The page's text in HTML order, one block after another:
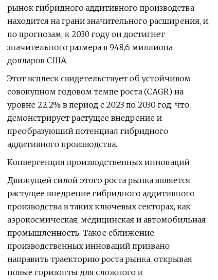
рынок гибридного аддитивного производства
находится на грани значительного расширения, и,
по прогнозам, к 2030 году он достигнет
значительного размера в 948,6 миллиона
долларов США.
Этот всплеск свидетельствует об устойчивом
совокупном годовом темпе роста (CAGR) на
уровне 22,2% в период с 2023 по 2030 год, что
демонстрирует растущее внедрение и
преобразующий потенциал гибридного
аддитивного производства.
Конвергенция производственных инноваций
Движущей силой этого роста рынка является
растущее внедрение гибридного аддитивного
производства в таких ключевых секторах, как
аэрокосмическая, медицинская и автомобильная
промышленность. Такое сближение
производственных инноваций призвано
направить траекторию роста рынка, открывая
новые горизонты для сложного и